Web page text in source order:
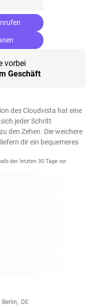
vorbei
Geschäft
des Cloudvista hat eine
jeder Schritt
den Zehen. Die weichere
dir ein bequemeres
der letzten 30 Tage vor
DE